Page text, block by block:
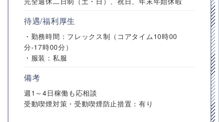
待遇/福利厚生
・勤務時間：フレックス制（コアタイム10時00
分-17時00分）
・服装：私服
備考
週1～4日稼働も応相談
受動喫煙対策・受動喫煙防止措置：有り